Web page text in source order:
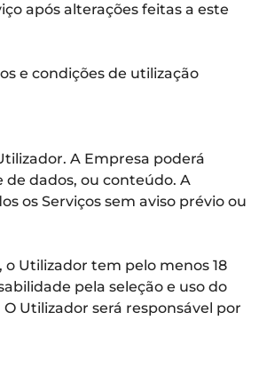
após alterações feitas a este
e condições de utilização
A Empresa poderá
dados, ou conteúdo. A
os Serviços sem aviso prévio ou
Utilizador tem pelo menos 18
pela seleção e uso do
Utilizador será responsável por